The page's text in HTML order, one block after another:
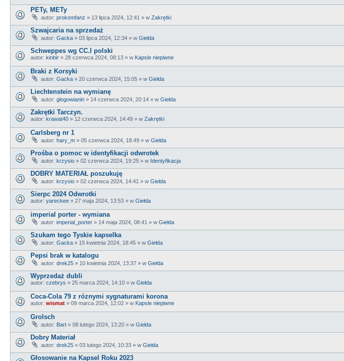
PETy, METy
autor: prokomfanz » 13 lipca 2024, 12:41 » w Zakrętki
Szwajcaria na sprzedaż
autor: Gacka » 03 lipca 2024, 12:34 » w Giełda
Schweppes wg CC.I polski
autor: kinbir » 28 czerwca 2024, 08:13 » w Kapsle niepiwne
Braki z Korsyki
autor: Gacka » 20 czerwca 2024, 15:05 » w Giełda
Liechtenstein na wymianę
autor: glogowianin » 14 czerwca 2024, 20:14 » w Giełda
Zakrętki Tarczyn.
autor: krawat40 » 12 czerwca 2024, 14:49 » w Zakrętki
Carlsberg nr 1
autor: hary_m » 05 czerwca 2024, 18:49 » w Giełda
Prośba o pomoc w identyfikacji odwrotek
autor: krzysio » 02 czerwca 2024, 19:25 » w Identyfikacja
DOBRY MATERIAŁ poszukuję
autor: krzysio » 02 czerwca 2024, 14:41 » w Giełda
Sierpc 2024 Odwrotki
autor: yareckee » 27 maja 2024, 13:53 » w Giełda
imperial porter - wymiana
autor: imperial_porter » 14 maja 2024, 08:41 » w Giełda
Szukam tego Tyskie kapselka
autor: Gacka » 15 kwietnia 2024, 18:45 » w Giełda
Pepsi brak w katalogu
autor: drek25 » 10 kwietnia 2024, 13:37 » w Giełda
Wyprzedaż dubli
autor: czebrys » 25 marca 2024, 14:10 » w Giełda
Coca-Cola 79 z róznymi sygnaturami korona
autor: wismat » 09 marca 2024, 12:02 » w Kapsle niepiwne
Grolsch
autor: Bart » 08 lutego 2024, 13:20 » w Giełda
Dobry Materiał
autor: drek25 » 03 lutego 2024, 10:33 » w Giełda
Głosowanie na Kapsel Roku 2023